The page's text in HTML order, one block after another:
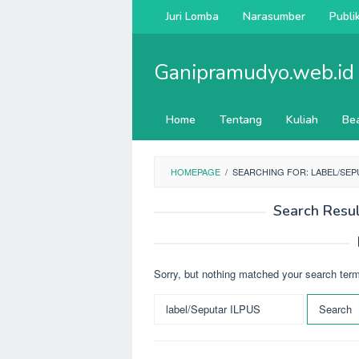
Juri Lomba Narasumber
Ganipramudyo.web.id
Home Tentang Kuliah
HOMEPAGE / SEARCHING FOR: LABEL/
Search
Sorry, but nothing matched your search